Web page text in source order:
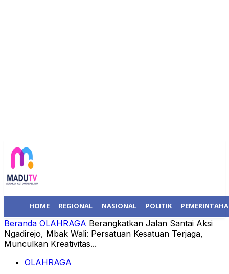
HOME REGIONAL NASIONAL POLITIK
Beranda OLAHRAGA Berangkatkan Jalan Santai Aksi
Ngadirejo, Mbak Wali: Persatuan Kesatuan Terjaga,
Munculkan Kreativitas...
OLAHRAGA